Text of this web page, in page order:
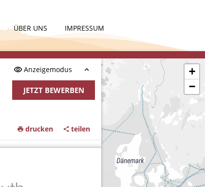
ÜBER UNS IMPRESSUM
Anzeigemodus
JETZT BEWERBEN
drucken teilen
+
−